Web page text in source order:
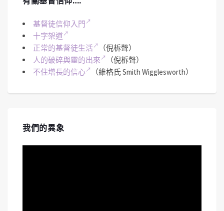
基督徒信仰入門
十字架道
正常的基督徒生活
（倪柝聲）
人的破碎與靈的出來
（倪柝聲）
不住增長的信心
（維格氏 Smith Wigglesworth）
我們的異象